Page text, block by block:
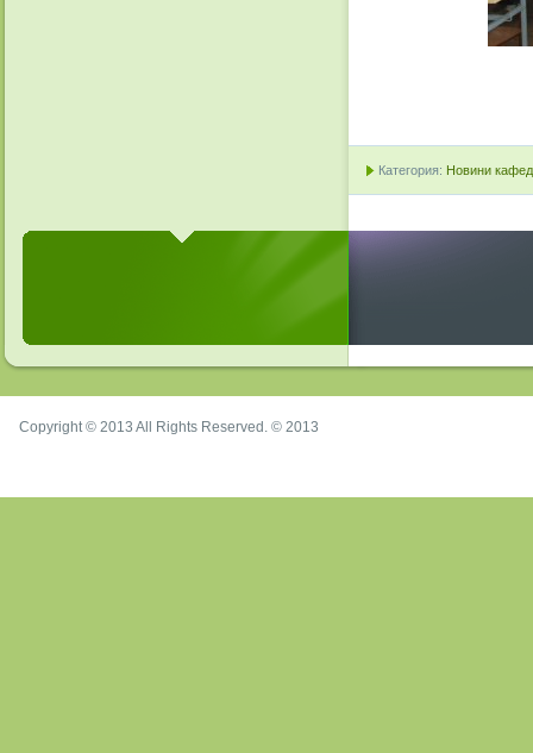
Категория: Новини
Copyright © 2013 All Rights Reserved. © 2013